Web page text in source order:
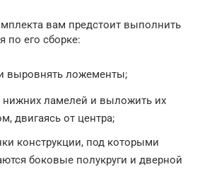
вам предстоит выполнить
по его сборке:
выровнять ложементы;
нижних ламелей и выложить их
двигаясь от центра;
конструкции, под которыми
боковые полукруги и дверной